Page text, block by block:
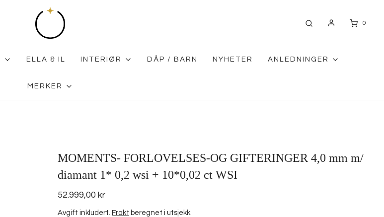
0
ELLA & IL INTERIØR DÅP / BARN NYHETER ANLEDNINGER
MERKER
MOMENTS- FORLOVELSES-OG GIFTERINGER 4,0 mm m/
diamant 1* 0,2 wsi + 10*0,02 ct WSI
52.999,00 kr
Avgift inkludert. Frakt beregnet i utsjekk.